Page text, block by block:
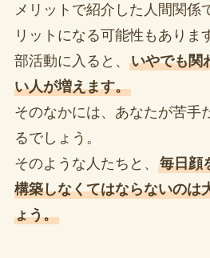
メリットで紹介した人間関係
リットになる可能性もありま
部活動に入ると、 いやでも関
い人が増えます。
そのなかには、あなたが苦手
るでしょう。
そのような人たちと、 毎日顔
構築しなくてはならないのは
ょう。